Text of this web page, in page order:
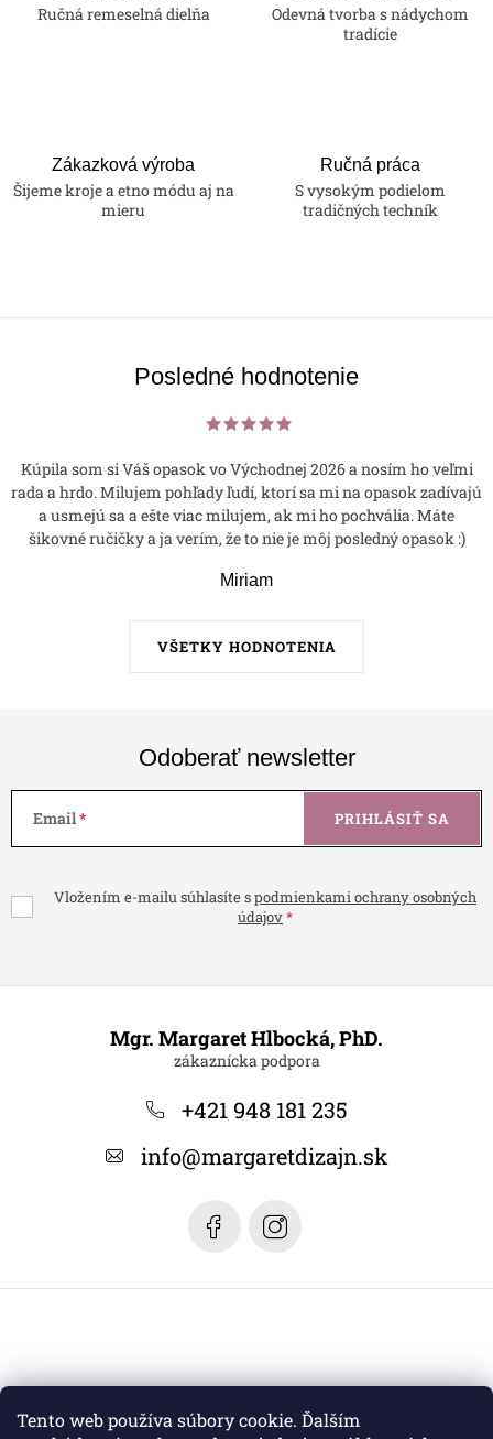
Tento web používa súbory cookie. Ďalším
Ručná remeselná dielňa
Odevná tvorba s nádychom
tradície
Zákazková výroba
Šijeme kroje a etno módu aj na
mieru
Ručná práca
S vysokým podielom
tradičných techník
Posledné hodnotenie
VŠETKY HODNOTENIA
Kúpila som si Váš opasok vo Východnej 2026 a nosím ho veľmi
rada a hrdo. Milujem pohľady ľudí, ktorí sa mi na opasok zadívajú
a usmejú sa a ešte viac milujem, ak mi ho pochvália. Máte
šikovné ručičky a ja verím, že to nie je môj posledný opasok :)
Miriam
Odoberať newsletter
Email
Vložením e-mailu súhlasíte spodmienkami ochrany osobných
údajov
PRIHLÁSIŤ SA
Mgr. Margaret Hlbocká, PhD.
+421 948 181 235
info@margaretdizajn.sk